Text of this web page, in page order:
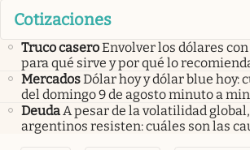
Cotizaciones
Truco caseroEnvolver los dólares
para qué sirve y por qué lo
MercadosDólar hoy y dólar blue hoy:
del domingo 9 de agosto minuto a
DeudaA pesar de la volatilidad
argentinos resisten: cuáles son las